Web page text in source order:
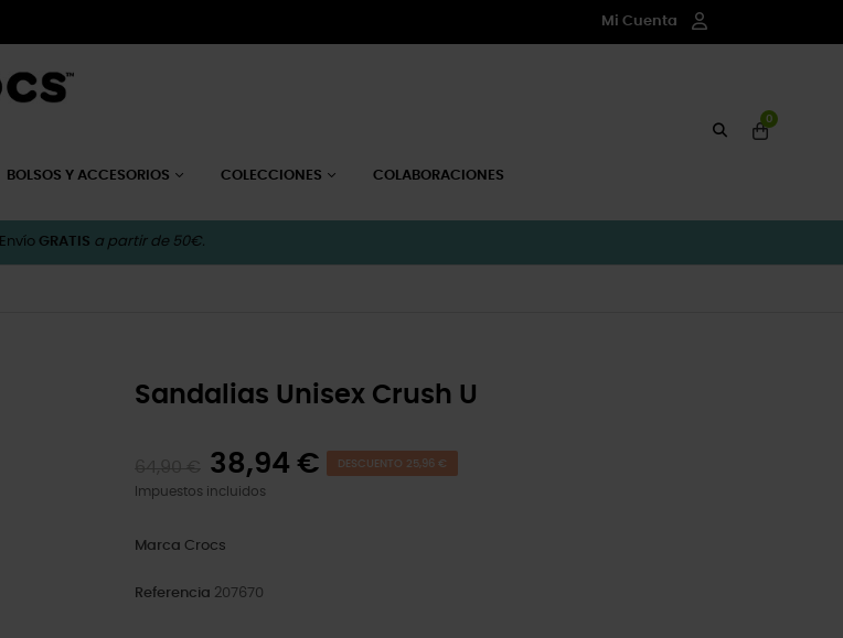
Mi Cuenta
BOLSOS Y ACCESORIOS COLECCIONES COLABORACIONES
0
Envío GRATIS a partir de 50€.
Sandalias Unisex Crush U
38,94 € DESCUENTO 25,96 €
Impuestos incluidos
Marca Crocs
Referencia 207670